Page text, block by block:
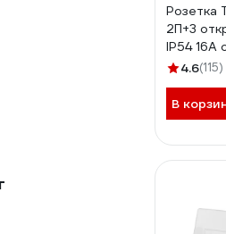
Розетка
2П+3
IP54 16А
крышкой
4.6(115)
В